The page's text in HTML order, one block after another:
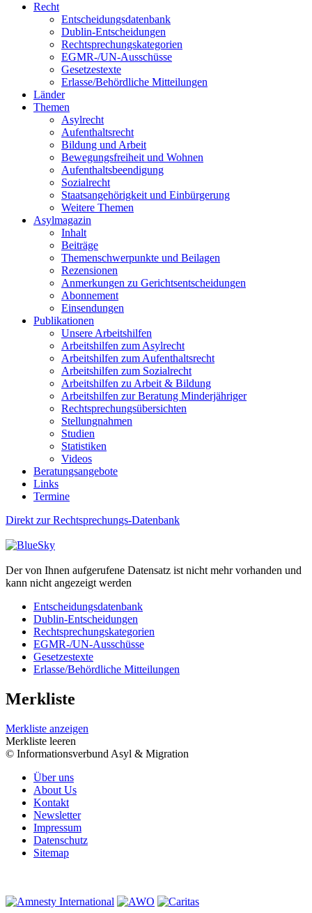
Recht
Entscheidungsdatenbank
Dublin-Entscheidungen
Rechtsprechungskategorien
EGMR-/UN-Ausschüsse
Gesetzestexte
Erlasse/Behördliche Mitteilungen
Länder
Themen
Asylrecht
Aufenthaltsrecht
Bildung und Arbeit
Bewegungsfreiheit und Wohnen
Aufenthaltsbeendigung
Sozialrecht
Staatsangehörigkeit und Einbürgerung
Weitere Themen
Asylmagazin
Inhalt
Beiträge
Themenschwerpunkte und Beilagen
Rezensionen
Anmerkungen zu Gerichtsentscheidungen
Abonnement
Einsendungen
Publikationen
Unsere Arbeitshilfen
Arbeitshilfen zum Asylrecht
Arbeitshilfen zum Aufenthaltsrecht
Arbeitshilfen zum Sozialrecht
Arbeitshilfen zu Arbeit & Bildung
Arbeitshilfen zur Beratung Minderjähriger
Rechtsprechungsübersichten
Stellungnahmen
Studien
Statistiken
Videos
Beratungsangebote
Links
Termine
Direkt zur Rechtsprechungs-Datenbank
Der von Ihnen aufgerufene Datensatz ist nicht mehr vorhanden und
kann nicht angezeigt werden
Entscheidungsdatenbank
Dublin-Entscheidungen
Rechtsprechungskategorien
EGMR-/UN-Ausschüsse
Gesetzestexte
Erlasse/Behördliche Mitteilungen
Merkliste
Merkliste anzeigen
Merkliste leeren
© Informationsverbund Asyl & Migration
Über uns
About Us
Kontakt
Newsletter
Impressum
Datenschutz
Sitemap